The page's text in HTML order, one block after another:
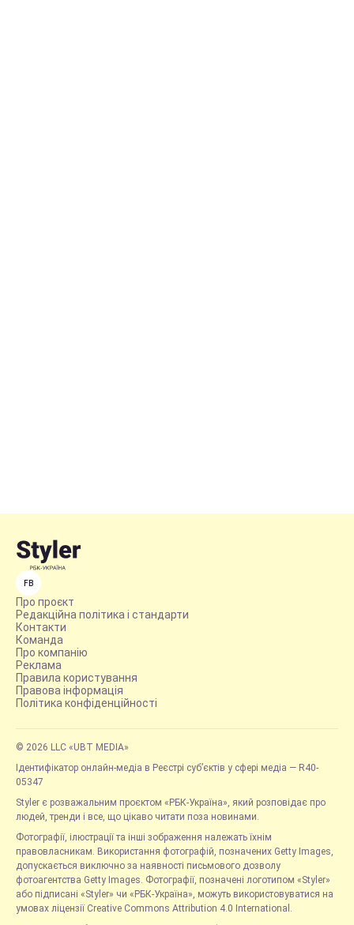
FB
Про проєкт
Редакційна політика і стандарти
Контакти
Команда
Про компанію
Реклама
Правила користування
Правова інформація
Політика конфіденційності
© 2026 LLC «UBT MEDIA»
Ідентифікатор онлайн-медіа в Реєстрі суб’єктів у сфері медіа — R40-
05347
Styler є розважальним проєктом «РБК-Україна», який розповідає про
людей, тренди і все, що цікаво читати поза новинами.
Фотографії, ілюстрації та інші зображення належать їхнім
правовласникам. Використання фотографій, позначених Getty Images,
допускається виключно за наявності письмового дозволу
фотоагентства Getty Images. Фотографії, позначені логотипом «Styler»
або підписані «Styler» чи «РБК-Україна», можуть використовуватися на
умовах ліцензії Creative Commons Attribution 4.0 International.